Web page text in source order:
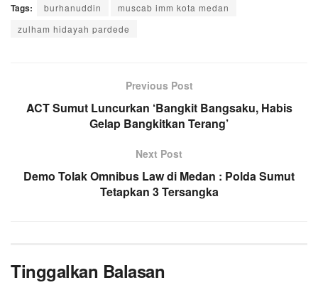
Tags: burhanuddin
muscab imm kota medan
zulham hidayah pardede
Previous Post
ACT Sumut Luncurkan ‘Bangkit Bangsaku, Habis
Gelap Bangkitkan Terang’
Next Post
Demo Tolak Omnibus Law di Medan : Polda Sumut
Tetapkan 3 Tersangka
Tinggalkan Balasan